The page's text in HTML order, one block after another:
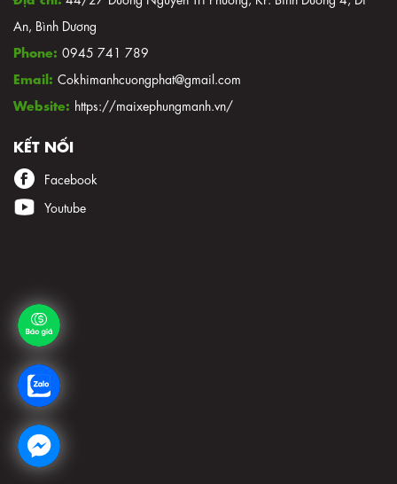
An, Bình Dương
Phone: 0945 741 789
Email: Cokhimanhcuongphat@gmail.com
Website: https://maixephungmanh.vn/
KẾT NỐI
Facebook
Youtube